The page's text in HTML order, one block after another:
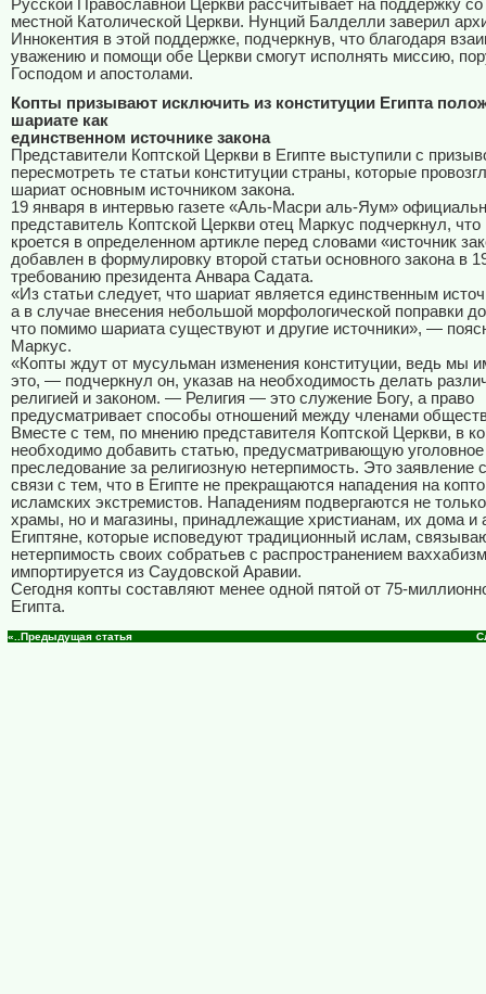
Русской Православной Церкви рассчитывает на поддержку
местной Католической Церкви. Нунций Балделли заверил
Иннокентия в этой поддержке, подчеркнув, что благодаря
уважению и помощи обе Церкви смогут исполнять миссию,
Господом и апостолами.
Копты призывают исключить из конституции Египта
шариате как
единственном источнике закона
Представители Коптской Церкви в Египте выступили с
пересмотреть те статьи конституции страны, которые
шариат основным источником закона.
19 января в интервью газете «Аль-Масри аль-Яум»
представитель Коптской Церкви отец Маркус подчеркнул,
кроется в определенном артикле перед словами «источник
добавлен в формулировку второй статьи основного закона в
требованию президента Анвара Садата.
«Из статьи следует, что шариат является единственным
а в случае внесения небольшой морфологической поправки
что помимо шариата существуют и другие источники», —
Маркус.
«Копты ждут от мусульман изменения конституции, ведь мы
это, — подчеркнул он, указав на необходимость делать
религией и законом. — Религия — это служение Богу, а право
предусматривает способы отношений между членами
Вместе с тем, по мнению представителя Коптской Церкви, в
необходимо добавить статью, предусматривающую уголовное
преследование за религиозную нетерпимость. Это заявление
связи с тем, что в Египте не прекращаются нападения на
исламских экстремистов. Нападениям подвергаются не
храмы, но и магазины, принадлежащие христианам, их дома и
Египтяне, которые исповедуют традиционный ислам,
нетерпимость своих собратьев с распространением
импортируется из Саудовской Аравии.
Сегодня копты составляют менее одной пятой от 75-
Египта.
«..Предыдущая статья